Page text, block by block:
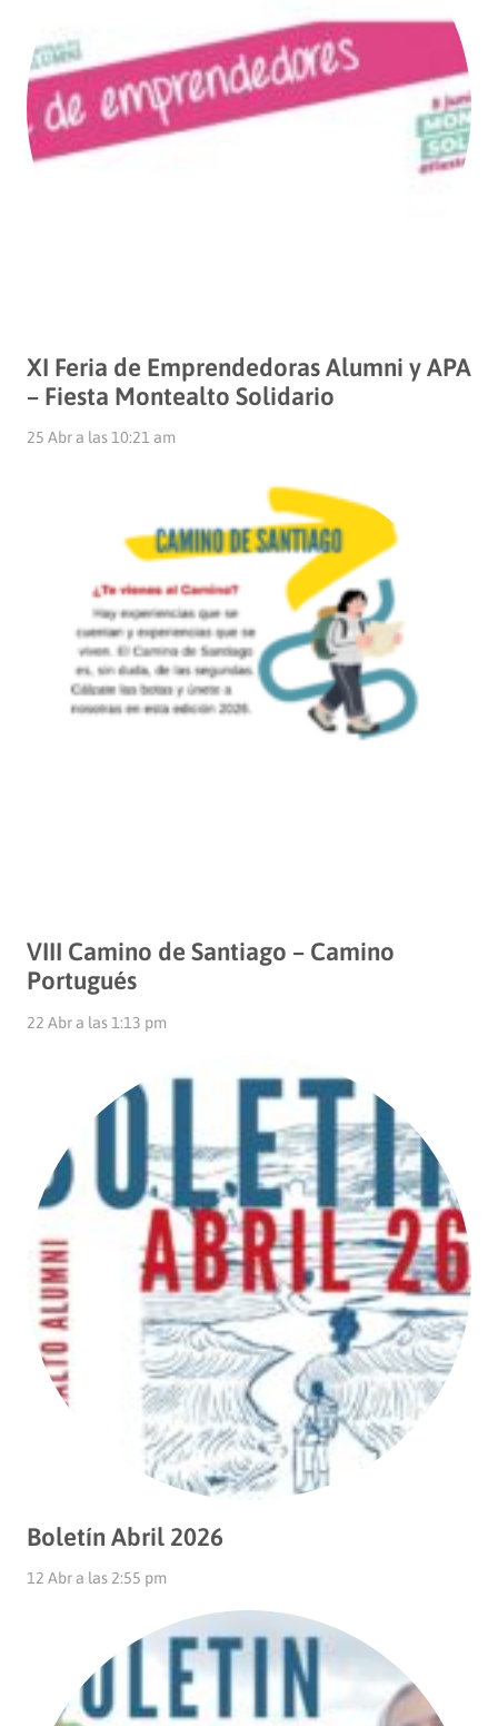
XI Feria de Emprendedoras Alumni y APA
– Fiesta Montealto Solidario
25 Abr a las 10:21 am
VIII Camino de Santiago – Camino
Portugués
22 Abr a las 1:13 pm
Boletín Abril 2026
12 Abr a las 2:55 pm